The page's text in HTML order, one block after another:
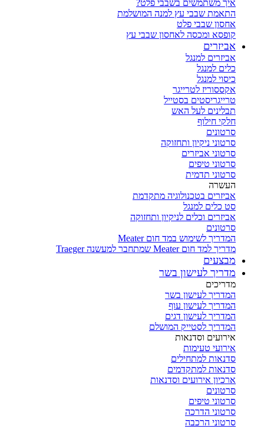
איך משתמשים בשבבי פלט?
התאמת שבבי עץ למנה המושלמת
אחסון שבבי פלט
קופסא ומכסה לאחסון שבבי עץ
אביזרים
אביזרים למנגל
כלים למנגל
כיסוי למנגל
אקססוריז לטרייגר
טרייגריסטים בסטייל
תבלינים לעל האש
חלקי חילוף
סרטונים
סרטוני ניקיון ותחזוקה
סרטוני אביזרים
סרטוני טיפים
סרטוני תדמית
העשרה
אביזרים בטכנולוגיה מתקדמת
סט כלים למנגל
אביזרים וכלים לניקיון ותחזוקה
סרטונים
המדריך לשימוש במד חום Meater
מדריך למד חום Meater שמתחבר למעשנה Traeger
מבצעים
מדריך לעישון בשר
מדריכים
המדריך לעישון בשר
המדריך לעישון עוף
המדריך לעישון דגים
המדריך לסטייק המושלם
אירועים וסדנאות
אירועי טעימות
סדנאות למתחילים
סדנאות למתקדמים
ארכיון אירועים וסדנאות
סרטונים
סרטוני טיפים
סרטוני הדרכה
סרטוני הרכבה